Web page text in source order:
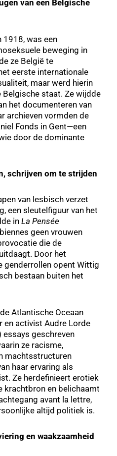
van een Belgische
1918, was een
beweging in
ze België te
eerste internationale
maar werd hierin
staat. Ze wijdde
het documenteren van
archieven vormden de
Fonds in Gent—een
door de dominante
schrijven om te strijden
van lesbisch verzet
een sleutelfiguur van het
inLa Pensée
geen vrouwen
die de
Door het
genderrollen opent Wittig
bestaan buiten het
Atlantische Oceaan
en activist Audre Lorde
essays geschreven
ze racisme,
machtsstructuren
haar ervaring als
Ze herdefinieert erotiek
krachtbron en belichaamt
avant la lettre,
altijd politiek is.
en waakzaamheid